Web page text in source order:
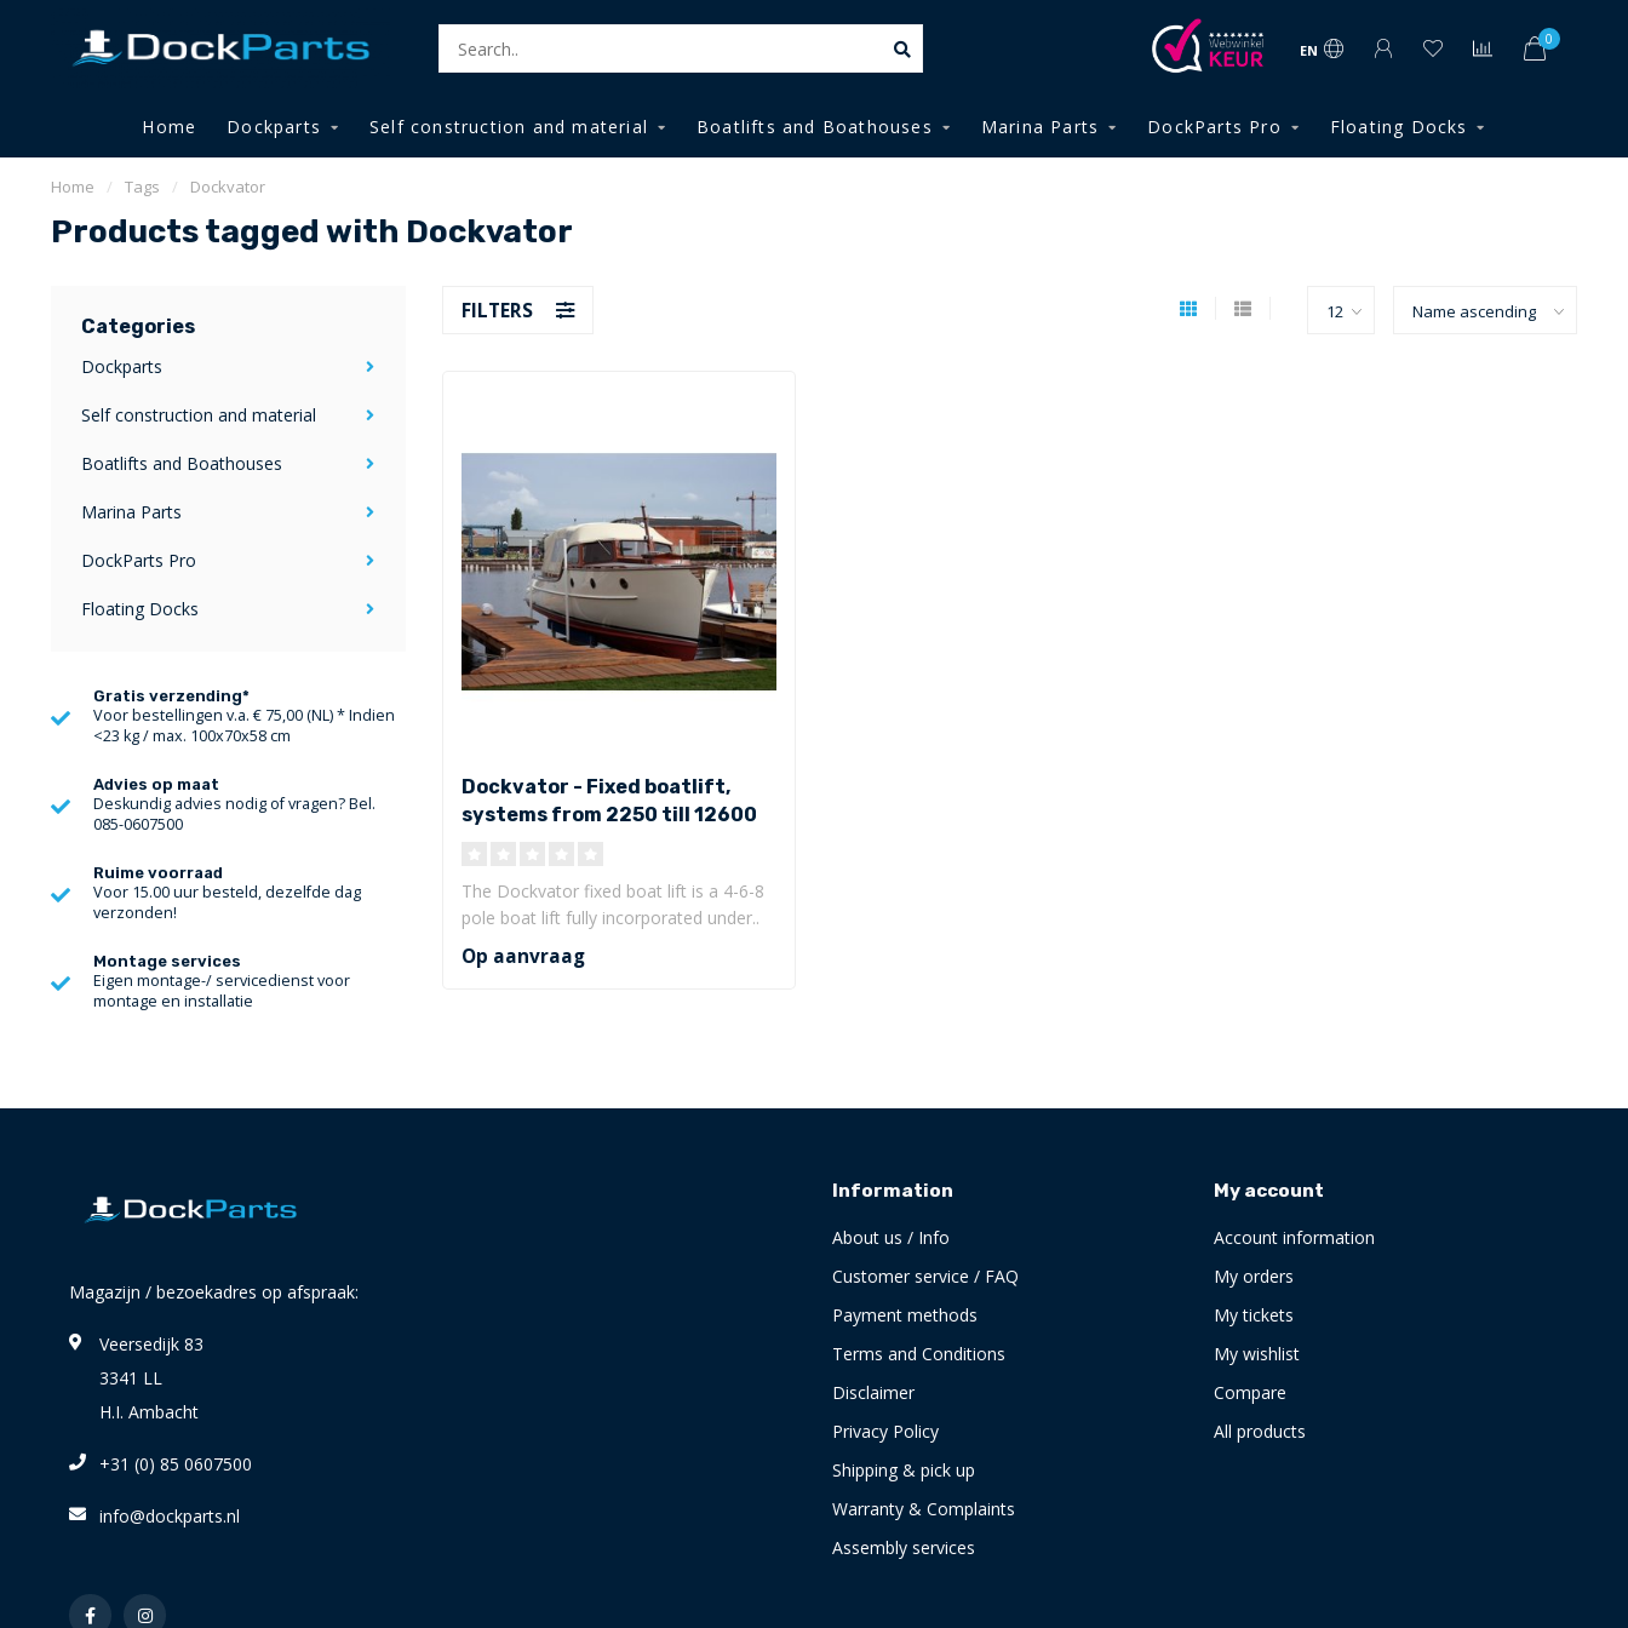
EN
0
Home Dockparts Self construction and material Boatlifts and Boathouses Marina Parts DockParts Pro Floating Docks
Home / Tags / Dockvator
Products tagged with Dockvator
Categories
Dockparts
Self construction and material
Boatlifts and Boathouses
Marina Parts
DockParts Pro
Floating Docks
Gratis verzending*
Voor bestellingen v.a. € 75,00 (NL) * Indien
<23 kg / max. 100x70x58 cm
Advies op maat
Deskundig advies nodig of vragen? Bel.
085-0607500
Ruime voorraad
Voor 15.00 uur besteld, dezelfde dag
verzonden!
Montage services
Eigen montage-/ servicedienst voor
montage en installatie
FILTERS
Dockvator - Fixed boatlift,
systems from 2250 till 12600
The Dockvator fixed boat lift is a 4-6-8
pole boat lift fully incorporated under..
Op aanvraag
Magazijn / bezoekadres op afspraak:
Veersedijk 83
3341 LL
H.I. Ambacht
+31 (0) 85 0607500
info@dockparts.nl
Information
About us / Info
Customer service / FAQ
Payment methods
Terms and Conditions
Disclaimer
Privacy Policy
Shipping & pick up
Warranty & Complaints
Assembly services
My account
Account information
My orders
My tickets
My wishlist
Compare
All products